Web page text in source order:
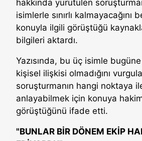
hakkında yürütülen
isimlerle sınırlı kalmayacağını
konuyla ilgili görüştüğü
bilgileri aktardı.
Yazısında, bu üç isimle
kişisel ilişkisi olmadığını
soruşturmanın hangi noktaya
anlayabilmek için konuya
görüştüğünü ifade etti.
"BUNLAR BİR DÖNEM EKİP